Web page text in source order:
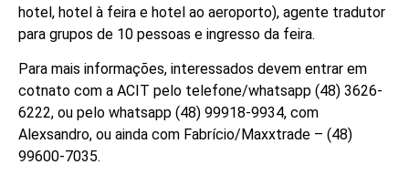
hotel, hotel à feira e hotel ao aeroporto), agente tradutor
para grupos de 10 pessoas e ingresso da feira.
Para mais informações, interessados devem entrar em
cotnato com a ACIT pelo telefone/whatsapp (48) 3626-
6222, ou pelo whatsapp (48) 99918-9934, com
Alexsandro, ou ainda com Fabrício/Maxxtrade – (48)
99600-7035.